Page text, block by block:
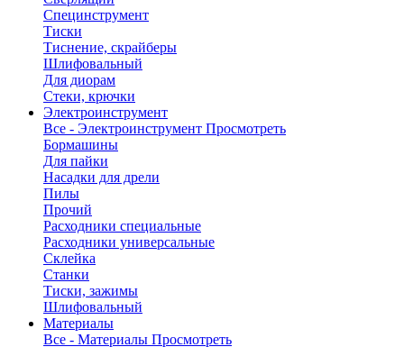
Специнструмент
Тиски
Тиснение, скрайберы
Шлифовальный
Для диорам
Стеки, крючки
Электроинструмент
Все - Электроинструмент Просмотреть
Бормашины
Для пайки
Насадки для дрели
Пилы
Прочий
Расходники специальные
Расходники универсальные
Склейка
Станки
Тиски, зажимы
Шлифовальный
Материалы
Все - Материалы Просмотреть